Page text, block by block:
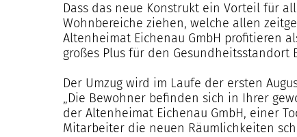
Dass das neue Konstrukt ein Vorteil für
Wohnbereiche ziehen, welche allen
Altenheimat Eichenau GmbH profitieren
großes Plus für den Gesundheitsstandort
Der Umzug wird im Laufe der ersten
„Die Bewohner befinden sich in Ihrer
der Altenheimat Eichenau GmbH, einer
Mitarbeiter die neuen Räumlichkeiten